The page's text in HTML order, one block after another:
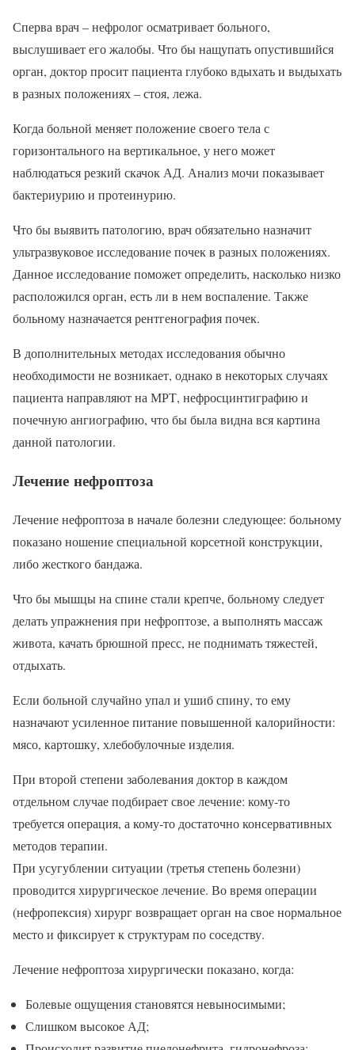
Сперва врач – нефролог осматривает больного,
выслушивает его жалобы. Что бы нащупать опустившийся
орган, доктор просит пациента глубоко вдыхать и выдыхать
в разных положениях – стоя, лежа.
Когда больной меняет положение своего тела с
горизонтального на вертикальное, у него может
наблюдаться резкий скачок АД. Анализ мочи показывает
бактериурию и протеинурию.
Что бы выявить патологию, врач обязательно назначит
ультразвуковое исследование почек в разных положениях.
Данное исследование поможет определить, насколько низко
расположился орган, есть ли в нем воспаление. Также
больному назначается рентгенография почек.
В дополнительных методах исследования обычно
необходимости не возникает, однако в некоторых случаях
пациента направляют на МРТ, нефросцинтиграфию и
почечную ангиографию, что бы была видна вся картина
данной патологии.
Лечение нефроптоза
Лечение нефроптоза в начале болезни следующее: больному
показано ношение специальной корсетной конструкции,
либо жесткого бандажа.
Что бы мышцы на спине стали крепче, больному следует
делать упражнения при нефроптозе, а выполнять массаж
живота, качать брюшной пресс, не поднимать тяжестей,
отдыхать.
Если больной случайно упал и ушиб спину, то ему
назначают усиленное питание повышенной калорийности:
мясо, картошку, хлебобулочные изделия.
При второй степени заболевания доктор в каждом
отдельном случае подбирает свое лечение: кому-то
требуется операция, а кому-то достаточно консервативных
методов терапии.
При усугублении ситуации (третья степень болезни)
проводится хирургическое лечение. Во время операции
(нефропексия) хирург возвращает орган на свое нормальное
место и фиксирует к структурам по соседству.
Лечение нефроптоза хирургически показано, когда:
Болевые ощущения становятся невыносимыми;
Слишком высокое АД;